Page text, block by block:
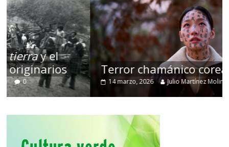
Terror chamánico coreano
14 marzo, 2026 Julio Martínez Molina 0